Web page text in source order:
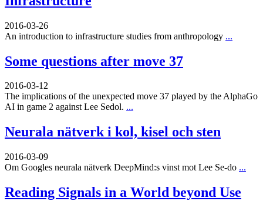
2016-03-26
An introduction to infrastructure studies from anthropology ...
Some questions after move 37
2016-03-12
The implications of the unexpected move 37 played by the AlphaGo
AI in game 2 against Lee Sedol. ...
Neurala nätverk i kol, kisel och sten
2016-03-09
Om Googles neurala nätverk DeepMind:s vinst mot Lee Se-do ...
Reading Signals in a World beyond Use